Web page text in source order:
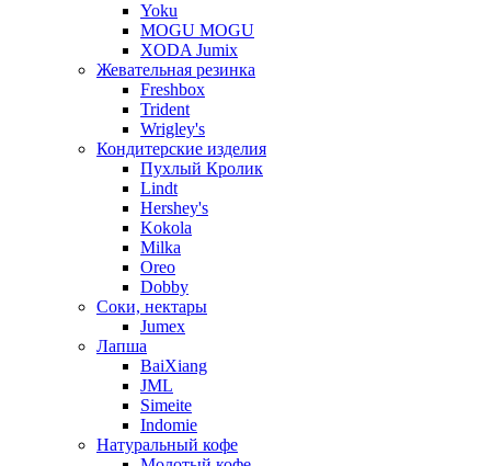
Yoku
MOGU MOGU
XODA Jumix
Жевательная резинка
Freshbox
Trident
Wrigley's
Кондитерские изделия
Пухлый Кролик
Lindt
Hershey's
Kokola
Milka
Oreo
Dobby
Соки, нектары
Jumex
Лапша
BaiXiang
JML
Simeite
Indomie
Натуральный кофе